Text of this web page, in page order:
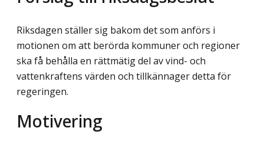
Riksdagen ställer sig bakom det som anförs i
motionen om att berörda kommuner och regioner
ska få behålla en rättmätig del av vind- och
vattenkraftens värden och tillkännager detta för
regeringen.
Motivering